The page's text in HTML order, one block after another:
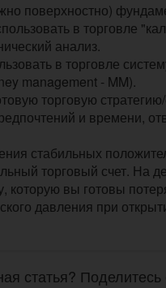
поверхностно)
в торговле
анализ.
в торговле
management - MM).
торговую
и времени,
стабильных
торговый счет. На
которую вы готовы
давления при
статья?